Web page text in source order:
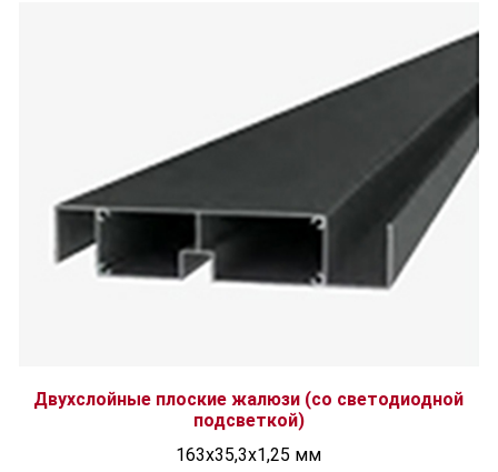
Двухслойные плоские жалюзи (со светодиодной
подсветкой)
163x35,3x1,25 мм